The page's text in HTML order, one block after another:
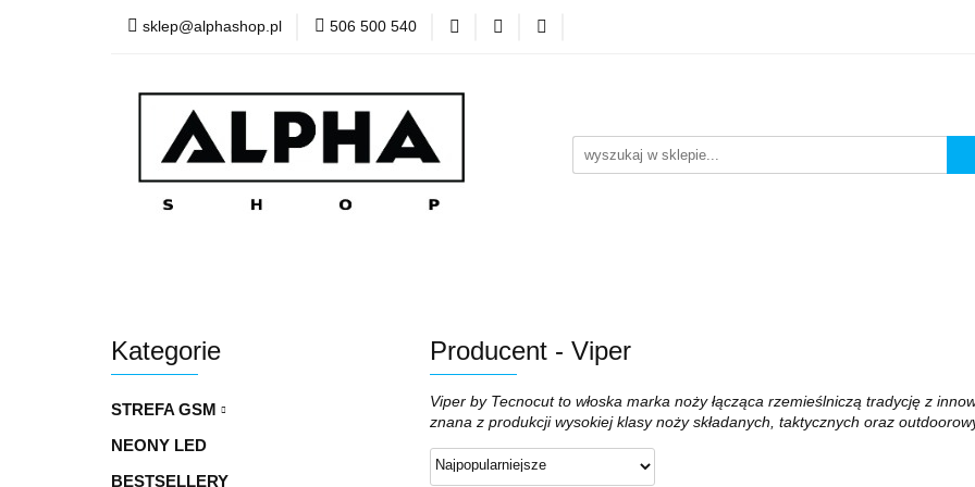
sklep@alphashop.pl 506 500 540
Kategorie
STREFA GSM
NEONY LED
BESTSELLERY
Producent - Viper
Viper by Tecnocut to włoska marka noży łącząca rzemieślniczą tradycję z
znana z produkcji wysokiej klasy noży składanych, taktycznych oraz